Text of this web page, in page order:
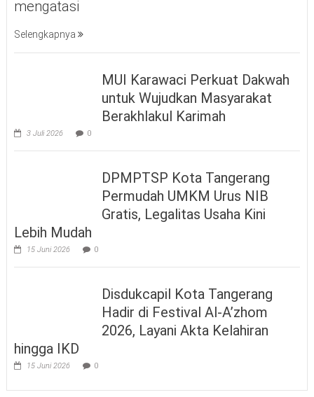
mengatasi
Selengkapnya
MUI Karawaci Perkuat Dakwah
untuk Wujudkan Masyarakat
Berakhlakul Karimah
3 Juli 2026 0
DPMPTSP Kota Tangerang
Permudah UMKM Urus NIB
Gratis, Legalitas Usaha Kini
Lebih Mudah
15 Juni 2026 0
Disdukcapil Kota Tangerang
Hadir di Festival Al-A’zhom
2026, Layani Akta Kelahiran
hingga IKD
15 Juni 2026 0